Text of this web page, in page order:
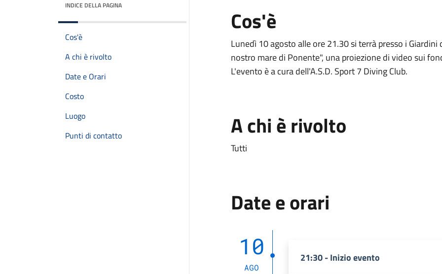
INDICE DELLA PAGINA
Cos'è
A chi è rivolto
Date e Orari
Costo
Luogo
Punti di contatto
Cos'è
Lunedì 10 agosto alle ore 21.30 si terrà presso i
nostro mare di Ponente", una proiezione di video sui
L'evento è a cura dell'A.S.D. Sport 7 Diving Club.
A chi è rivolto
Tutti
Date e orari
10
AGO
21:30 - Inizio evento